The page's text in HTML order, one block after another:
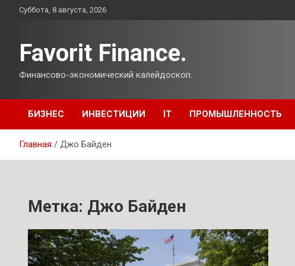
ПерейтиСуббота, 8 августа, 2026
Favorit Finance.
Финансово-экономический калейдоскоп.
БИЗНЕС ИНВЕСТИЦИИ IT ПРОМЫШЛЕННОСТЬ
Главная Джо Байден
Метка: Джо Байден